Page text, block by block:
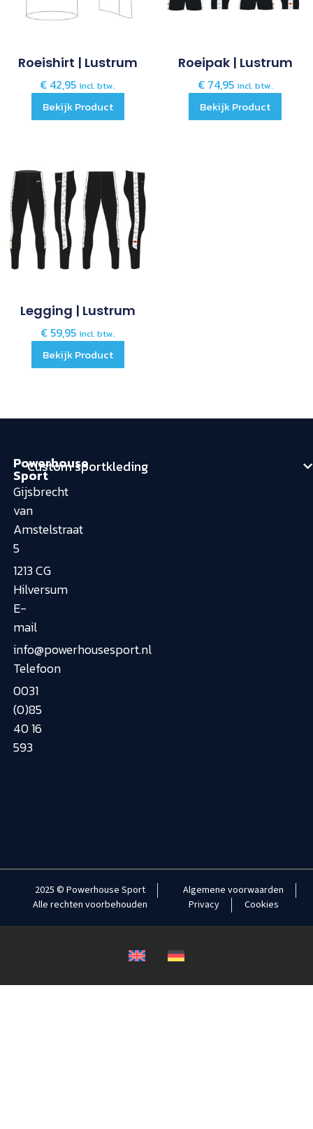
Roeishirt | Lustrum
€ 42,95 incl. btw.
Bekijk Product
Roeipak | Lustrum
€74,95 incl. btw.
Bekijk Product
Legging | Lustrum
€59,95 incl. btw.
Bekijk Product
Powerhouse
Sport
Gijsbrecht
van
Amstelstraat
5
1213 CG
Hilversum
E-
mail
info@powerhousesport.nl
Telefoon
0031
(0)85
40 16
593
Custom sportkleding
2025 © Powerhouse Sport
Alle rechten voorbehouden
Algemene voorwaarden
Privacy
Cookies